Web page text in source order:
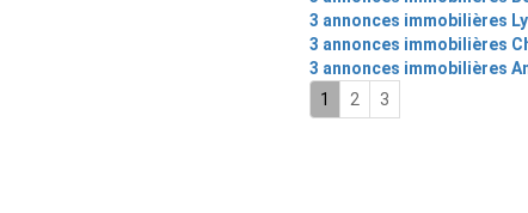
3 annonces immobilières
3 annonces immobilières
3 annonces immobilières
1 2 3